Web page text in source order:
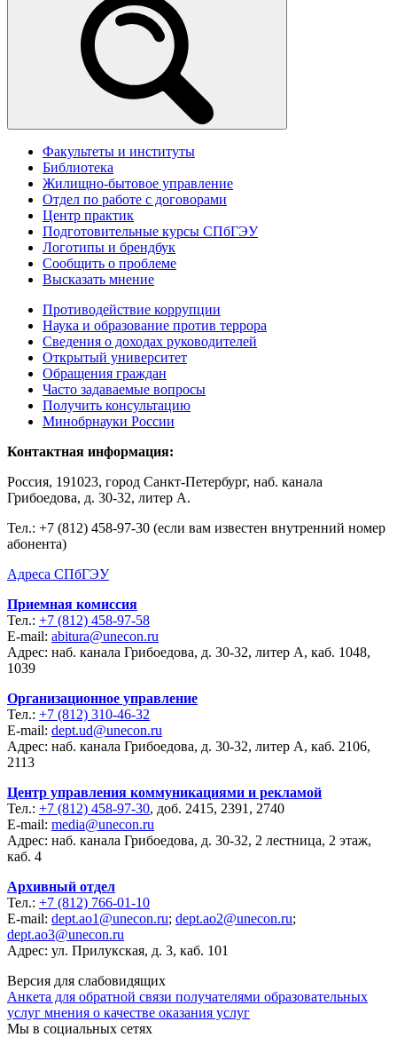
Факультеты и институты
Библиотека
Жилищно-бытовое управление
Отдел по работе с договорами
Центр практик
Подготовительные курсы СПбГЭУ
Логотипы и брендбук
Сообщить о проблеме
Высказать мнение
Противодействие коррупции
Наука и образование против террора
Сведения о доходах руководителей
Открытый университет
Обращения граждан
Часто задаваемые вопросы
Получить консультацию
Минобрнауки России
Контактная информация:
Россия, 191023, город Санкт-Петербург, наб. канала
Грибоедова, д. 30-32, литер А.
Тел.: +7 (812) 458-97-30 (если вам известен внутренний номер
абонента)
Адреса СПбГЭУ
Приемная комиссия
Тел.: +7 (812) 458-97-58
E-mail: abitura@unecon.ru
Адрес: наб. канала Грибоедова, д. 30-32, литер А, каб. 1048,
1039
Организационное управление
Тел.: +7 (812) 310-46-32
E-mail: dept.ud@unecon.ru
Адрес: наб. канала Грибоедова, д. 30-32, литер А, каб. 2106,
2113
Центр управления коммуникациями и рекламой
Тел.: +7 (812) 458-97-30, доб. 2415, 2391, 2740
E-mail: media@unecon.ru
Адрес: наб. канала Грибоедова, д. 30-32, 2 лестница, 2 этаж,
каб. 4
Архивный отдел
Тел.: +7 (812) 766-01-10
E-mail: dept.ao1@unecon.ru; dept.ao2@unecon.ru;
dept.ao3@unecon.ru
Адрес: ул. Прилукская, д. 3, каб. 101
Версия для слабовидящих
Анкета для обратной связи получателями образовательных
услуг мнения о качестве оказания услуг
Мы в социальных сетях